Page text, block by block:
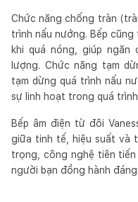
Chức năng chống tràn
trình nấu nướng. Bếp
khi quá nóng, giúp
lượng. Chức năng tạm
tạm dừng quá trình nấu
sự linh hoạt trong quá
Bếp âm điện từ đôi
giữa tinh tế, hiệu suất và
trọng, công nghệ tiên
người bạn đồng hành